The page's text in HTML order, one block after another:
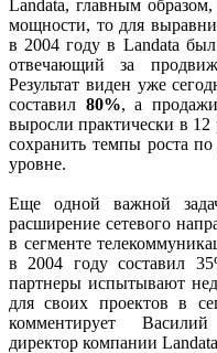
Landata, главным
мощности, то для
в 2004 году в Landata
отвечающий за
Результат виден уже
составил 80%, а
выросли практически в 12
сохранить темпы роста
уровне.
Еще одной важной
расширение сетевого
в сегменте
в 2004 году составил
партнеры испытывают
для своих проектов в
комментирует
директор компании